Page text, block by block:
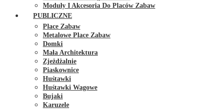
Moduły I Akcesoria Do Placów Zabaw
PUBLICZNE
Place Zabaw
Metalowe Place Zabaw
Domki
Mała Architektura
Zjeżdżalnie
Piaskownice
Huśtawki
Huśtawki Wagowe
Bujaki
Karuzele